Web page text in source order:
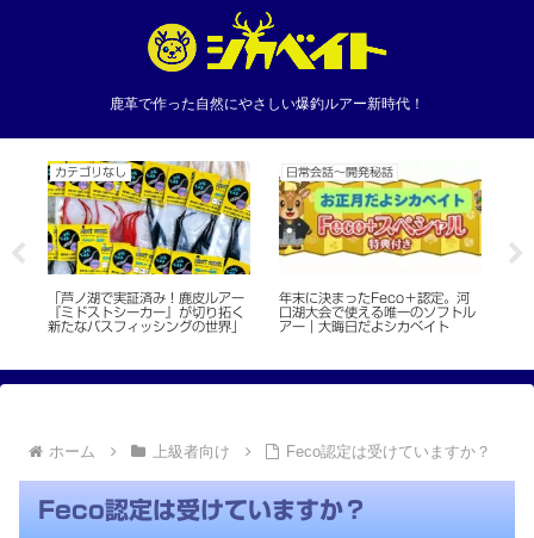
鹿革で作った自然にやさしい爆釣ルアー新時代！
カテゴリなし
「芦ノ湖で実証済み！鹿皮ルアー
『ミドストシーカー』が切り拓く
新たなバスフィッシングの世界」
日常会話〜開発秘話
年末に決まったFeco＋認定。河
口湖大会で使える唯一のソフトル
アー｜大晦日だよシカベイト
ホーム 上級者向け Feco認定は受けていますか？
Feco認定は受けていますか？